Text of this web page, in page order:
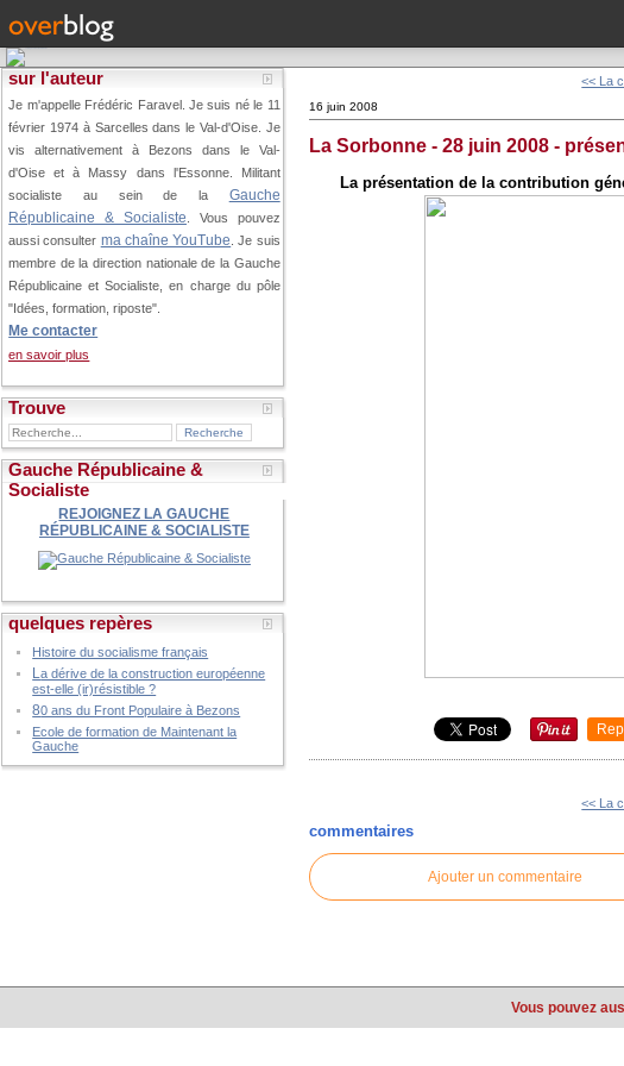
sur l'auteur
Je m'appelle Frédéric Faravel. Je suis né le 11
février 1974 à Sarcelles dans le Val-d'Oise. Je
vis alternativement à Bezons dans le Val-
d'Oise et à Massy dans l'Essonne. Militant
socialiste au sein de la Gauche
Républicaine & Socialiste . Vous pouvez
aussi consulter ma chaîne YouTube . Je suis
membre de la direction nationale de la Gauche
Républicaine et Socialiste, en charge du pôle
"Idées, formation, riposte".
Me contacter
en savoir plus
Trouve
Gauche Républicaine &
Socialiste
REJOIGNEZ LA GAUCHE
RÉPUBLICAINE & SOCIALISTE
quelques repères
Histoire du socialisme français
La dérive de la construction européenne
est-elle (ir)résistible ?
80 ans du Front Populaire à Bezons
Ecole de formation de Maintenant la
Gauche
<< La
16 juin 2008
La Sorbonne - 28 juin 2008 -
La présentation de la contribution
<< La
commentaires
Ajouter un commentaire
Vous pouvez